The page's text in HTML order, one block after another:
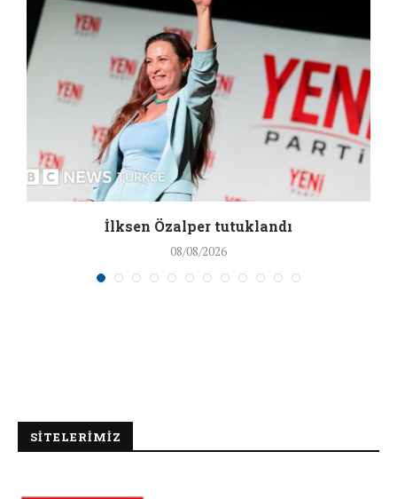
İlksen Özalper tutuklandı
08/08/2026
SİTELERİMİZ